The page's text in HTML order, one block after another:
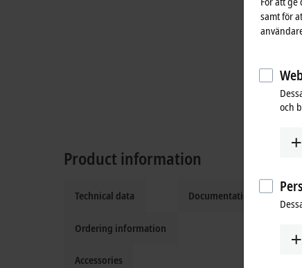
Product information
Technical data
Ordering information
Accessories
Documentation and
samt för
och